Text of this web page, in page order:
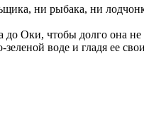
ни рыбака, ни
до Оки, чтобы долго она
воде и гладя ее